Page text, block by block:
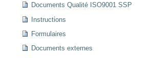
Documents Qualité ISO9001 SSP
Instructions
Formulaires
Documents externes